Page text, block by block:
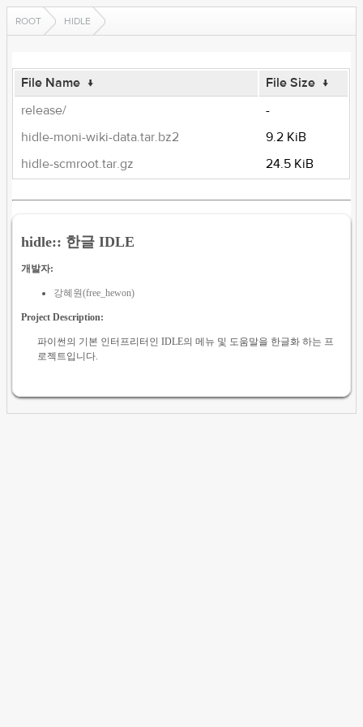
ROOT HIDLE
File Name ↓ File Size ↓
release/
-
hidle-moni-wiki-data.tar.bz2
9.2 KiB
hidle-scmroot.tar.gz
24.5 KiB
hidle:: 한글 IDLE
개발자:
강혜원(free_hewon)
Project Description:
파이썬의 기본 인터프리터인 IDLE의 메뉴 및 도움말을 한글화 하는 프
로젝트입니다.